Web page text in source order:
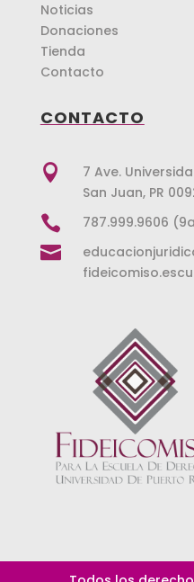
Noticias
Donaciones
Tienda
Contacto
CONTACTO

7 Ave.
San Juan, PR
 787.999.9606
